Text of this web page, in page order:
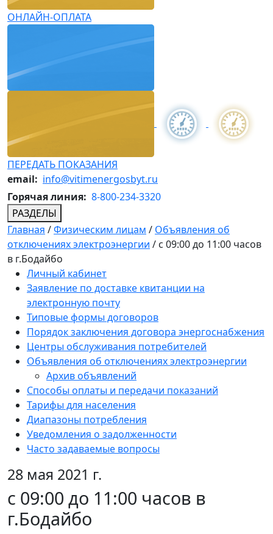
ОНЛАЙН-ОПЛАТА
ПЕРЕДАТЬ ПОКАЗАНИЯ
email: info@vitimenergosbyt.ru
Горячая линия: 8-800-234-3320
РАЗДЕЛЫ
Главная /Физическим лицам / Объявления об
отключениях электроэнергии / с 09:00 до 11:00 часов
в г.Бодайбо
Личный кабинет
Заявление по доставке квитанции на
электронную почту
Типовые формы договоров
Порядок заключения договора энергоснабжения
Центры обслуживания потребителей
Объявления об отключениях электроэнергии
Архив объявлений
Способы оплаты и передачи показаний
Тарифы для населения
Диапазоны потребления
Уведомления о задолженности
Часто задаваемые вопросы
28 мая 2021 г.
с 09:00 до 11:00 часов в
г.Бодайбо